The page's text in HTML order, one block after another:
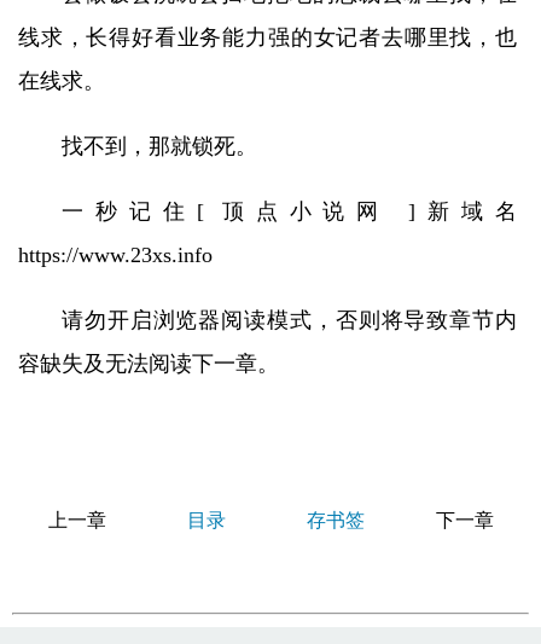
线求，长得好看业务能力强的女记者去哪里找，也
在线求。
找不到，那就锁死。
一秒记住[ 顶点小说网 ]新域名
https://www.23xs.info
请勿开启浏览器阅读模式，否则将导致章节内
容缺失及无法阅读下一章。
上一章 目录 存书签 下一章